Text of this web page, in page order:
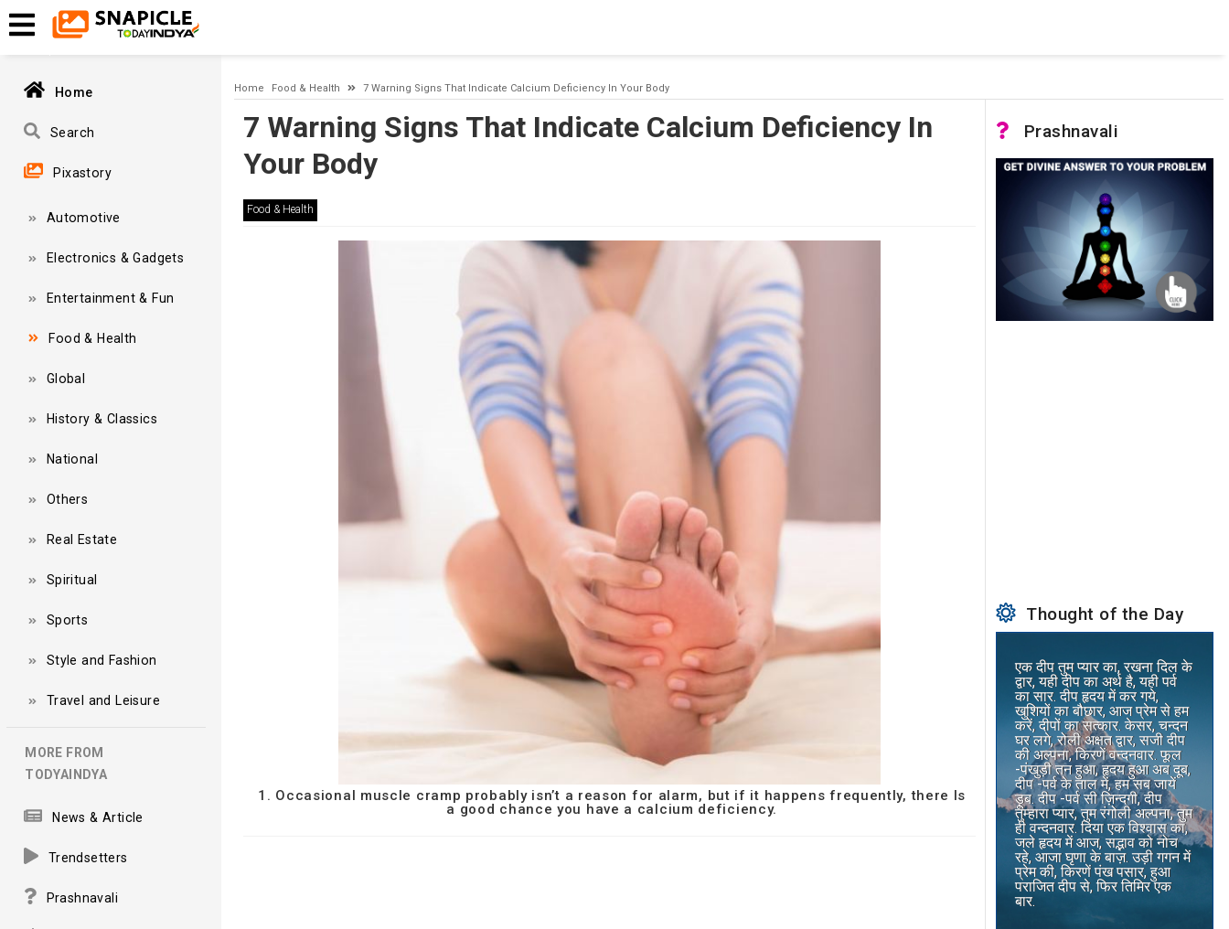
Timeout expired. The timeout period elapsed prior to obtaining a connection from the pool. This may have occurred because all pooled connections were in use and max pool size was reached.
Home
Search
Pixastory
Automotive
Electronics & Gadgets
Entertainment & Fun
Food & Health
Global
History & Classics
National
Others
Real Estate
Spiritual
Sports
Style and Fashion
Travel and Leisure
MORE FROM
TODYAINDYA
News & Article
Trendsetters
Prashnavali
Home Food & Health 7 Warning Signs That Indicate Calcium Deficiency In Your Body
7 Warning Signs That Indicate Calcium Deficiency In
Your Body
Food & Health
1. Occasional muscle cramp probably isn’t a reason for alarm, but if it happens frequently, there Is
a good chance you have a calcium deficiency.
Prashnavali
Thought of the Day
एक दीप तुम प्यार का, रखना दिल के
द्वार, यही दीप का अर्थ है, यही पर्व
का सार. दीप हृदय में कर गये,
खुशियों का बौछार, आज प्रेम से हम
करें, दीपों का सत्कार. केसर, चन्दन
घर लगे, रोली अक्षत द्वार, सजी दीप
की अल्पना, किरणें वन्दनवार. फूल
-पंखुड़ी तन हुआ, हृदय हुआ अब दूब,
दीप -पर्व के ताल में, हम सब जायें
ड़ूब. दीप -पर्व सी ज़िन्दगी, दीप
तुम्हारा प्यार, तुम रंगोली अल्पना, तुम
ही वन्दनवार. दिया एक विश्वास का,
जले हृदय में आज, सद्भाव को नोच
रहे, आजा घृणा के बाज़. उड़ी गगन में
प्रेम की, किरणें पंख पसार, हुआ
पराजित दीप से, फिर तिमिर एक
बार.